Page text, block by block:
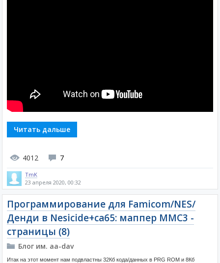
Читать дальше
4012 7
TmK
23 апреля 2020, 00:32
Программирование для Famicom/NES/
Денди в Nesicide+ca65: маппер MMC3 -
страницы (8)
Блог им. aa-dav
Итак на этот момент нам подвластны 32Кб кода/данных в PRG ROM и 8Кб